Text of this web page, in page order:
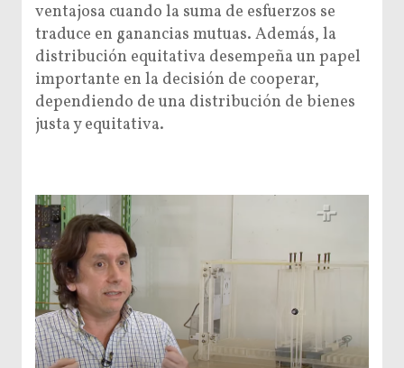
ventajosa cuando la suma de esfuerzos se
traduce en ganancias mutuas. Además, la
distribución equitativa desempeña un papel
importante en la decisión de cooperar,
dependiendo de una distribución de bienes
justa y equitativa.